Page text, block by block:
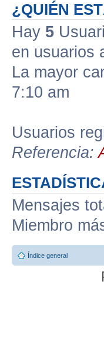
¿QUIÉN
Hay 5
en usuarios
La mayor
7:10 am
Usuarios
Referencia:
Mensajes
Miembro
Índice general